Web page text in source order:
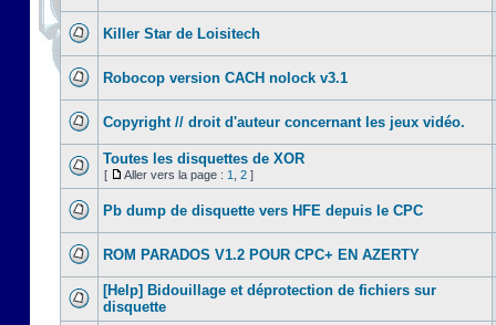
Killer Star de Loisitech
Robocop version CACH nolock v3.1
Copyright // droit d'auteur concernant les jeux vidéo.
Toutes les disquettes de XOR
[ Aller vers la page : 1 2 ]
Pb dump de disquette vers HFE depuis le CPC
ROM PARADOS V1.2 POUR CPC+ EN AZERTY
[Help] Bidouillage et déprotection de fichiers sur
disquette